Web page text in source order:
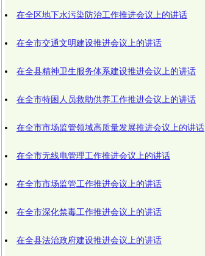
在全区地下水污染防治工作推进会议上的讲话
在全市交通文明建设推进会议上的讲话
在全县精神卫生服务体系建设推进会议上的讲话
在全市特困人员救助供养工作推进会议上的讲话
在全市市场监管领域高质量发展推进会议上的讲话
在全市无线电管理工作推进会议上的讲话
在全市市场监管工作推进会议上的讲话
在全市深化禁毒工作推进会议上的讲话
在全县法治政府建设推进会议上的讲话